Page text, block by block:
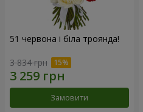
51 червона і біла троянда!
3 834 грн
Замовити